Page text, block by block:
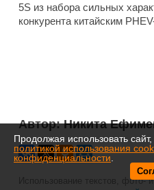
5S из набора сильных
конкурента китайским
Автор:Никита
Использование текстов, фото-
Продолжая использовать
политикой использования
конфиденциальности